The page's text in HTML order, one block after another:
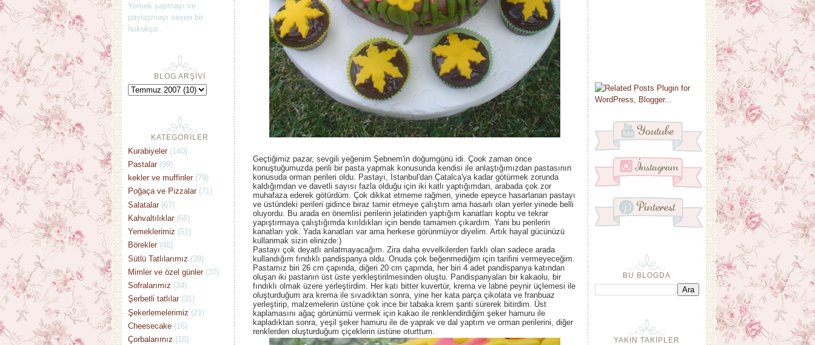
BU BLOGDA
YAKIN TAKİPLER
Geçtiğimiz pazar, sevgili yeğenim Şebnem'in doğumgünü idi. Çook zaman önce
konuştuğumuzda perili bir pasta yapmak konusunda kendisi ile anlaştığımızdan pastasının
konusuda orman perileri oldu. Pastayı, İstanbul'dan Çatalca'ya kadar götürmek zorunda
kaldığımdan ve davetli sayısı fazla olduğu için iki katlı yaptığımdan, arabada çok zor
muhafaza ederek götürdüm. Çok dikkat etmeme rağmen, yinede epeyce hasarlanan pastayı
ve üstündeki perileri gidince biraz tamir etmeye çalıştım ama hasarlı olan yerler yinede belli
oluyordu. Bu arada en önemlisi perilerin jelatinden yaptığım kanatları koptu ve tekrar
yapıştırmaya çalıştığımda kırıldıkları için bende tamamen çıkardım. Yani bu perilerin
kanatları yok. Yada kanatları var ama herkese görünmüyor diyelim. Artık hayal gücünüzü
kullanmak sizin elinizde:)
Pastayı çok deyatlı anlatmayacağım. Zira daha evvelkilerden farklı olan sadece arada
kullandığım fındıklı pandispanya oldu. Onuda çok beğenmediğim için tarifini vermeyeceğim.
Pastamız biri 26 cm çapında, diğeri 20 cm çapında, her biri 4 adet pandispanya katından
oluşan iki pastanın üst üste yerkleştirilmesinden oluştu. Pandispanyaları bir kakaolu, bir
fındıklı olmak üzere yerleştirdim. Her katı bitter kuvertür, krema ve labne peynir üçlemesi ile
oluşturduğum ara krema ile sıvadıktan sonra, yine her kata parça çikolata ve franbuaz
yerleştirip, malzemelerin üstüne çok ince bir tabaka krem şanti sürerek bitirdim. Üst
kaplamasını ağaç görünümü vermek için kakao ile renklendirdiğim şeker hamuru ile
kapladıktan sonra, yeşil şeker hamuru ile de yaprak ve dal yaptım ve orman perilerini, diğer
renklerden oluşturduğum çiçeklerin üstüne oturttum.
Yemek yapmayı ve
paylaşmayı seven bir
hukukçu..
BLOG ARŞİVİ
KATEGORİLER
Kurabiyeler (140)
Pastalar (99)
kekler ve muffinler (79)
Poğaça ve Pizzalar (71)
Salatalar (67)
Kahvaltılıklar (66)
Yemeklerimiz (51)
Börekler (46)
Sütlü Tatlılarımız (39)
Mimler ve özel günler (37)
Sofralarımız (34)
Şerbetli tatlılar (31)
Şekerlemelerimiz (21)
Cheesecake (16)
Çorbalarımız (16)